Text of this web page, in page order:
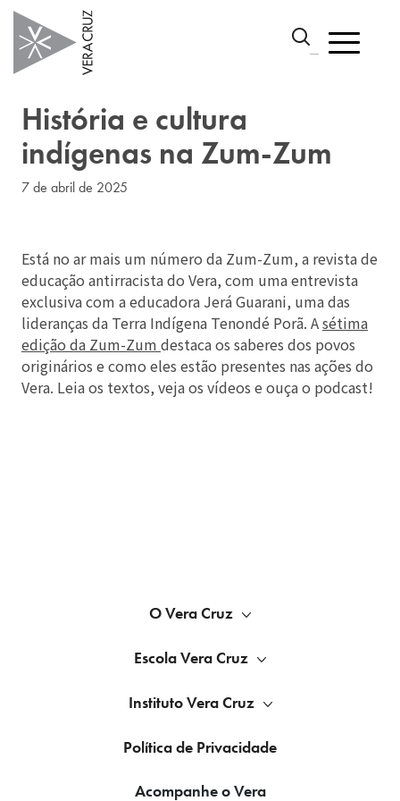
História e cultura
indígenas na Zum-Zum
7 de abril de 2025
Está no ar mais um número da Zum-Zum, a revista de
educação antirracista do Vera, com uma entrevista
exclusiva com a educadora Jerá Guarani, uma das
lideranças da Terra Indígena Tenondé Porã. Asétima
edição da Zum-Zum destaca os saberes dos povos
originários e como eles estão presentes nas ações do
Vera. Leia os textos, veja os vídeos e ouça o podcast!
O Vera Cruz
Escola Vera Cruz
Instituto Vera Cruz
Política de Privacidade
Acompanhe o Vera